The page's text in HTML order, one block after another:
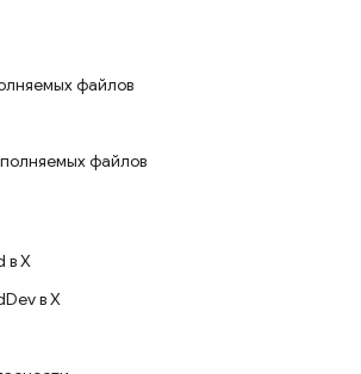
файлов
файлов
в X
в X